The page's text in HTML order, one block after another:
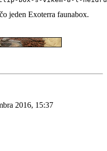
jeden Exoterra faunabox.
2016, 15:37